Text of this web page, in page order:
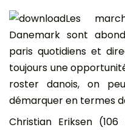
Les
Danemark sont
paris quotidiens et
toujours une
roster danois, on
démarquer en termes
Christian Eriksen